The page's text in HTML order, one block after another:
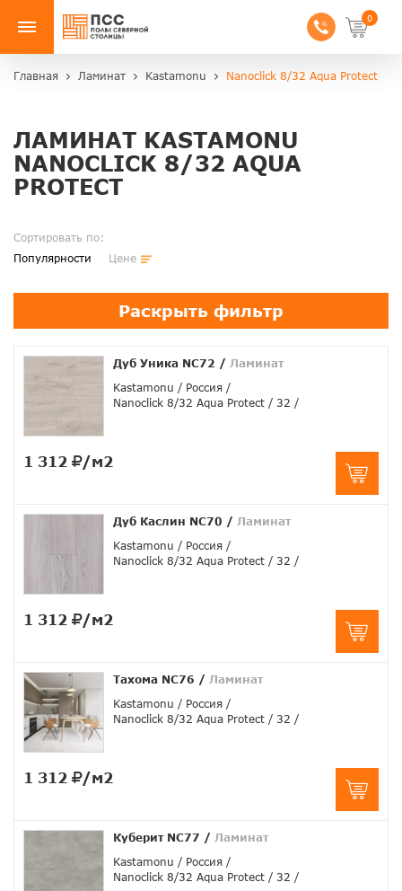
0
Главная Ламинат Kastamonu Nanoclick 8/32 Aqua Protect
ЛАМИНАТ KASTAMONU
NANOCLICK 8/32 AQUA
PROTECT
Сортировать по:
Популярности
Цене
Раскрыть фильтр
Дуб Уника NC72 / Ламинат
Kastamonu
Россия
Nanoclick 8/32 Aqua Protect
32
1 312 /м2
Дуб Каслин NC70 / Ламинат
Kastamonu
Россия
Nanoclick 8/32 Aqua Protect
32
1 312 /м2
Тахома NC76 / Ламинат
Kastamonu
Россия
Nanoclick 8/32 Aqua Protect
32
1 312 /м2
Куберит NC77 / Ламинат
Kastamonu
Россия
Nanoclick 8/32 Aqua Protect
32